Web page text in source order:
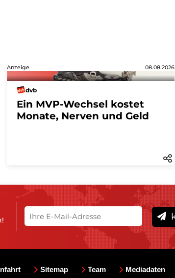
Anzeige 08.08.2026
dvb
Ein MVP-Wechsel kostet
Monate, Nerven und Geld
Sitemap Team Mediadaten